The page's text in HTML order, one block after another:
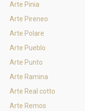
Arte Pinia
Arte Pireneo
Arte Polare
Arte Pueblo
Arte Punto
Arte Ramina
Arte Real cotto
Arte Remos